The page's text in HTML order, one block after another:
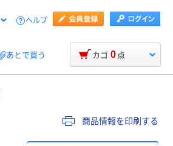
ヘルプ
あとで買う カゴ 0 点
商品情報を印刷する